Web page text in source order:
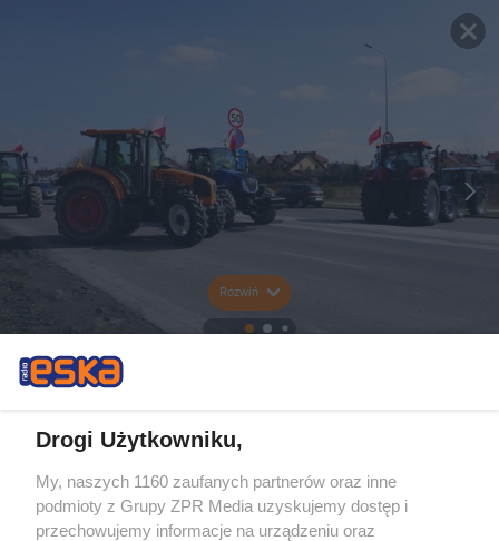
Rozwiń
Drogi Użytkowniku,
My, naszych 1160 zaufanych partnerów oraz inne
podmioty z Grupy ZPR Media uzyskujemy dostęp i
przechowujemy informacje na urządzeniu oraz